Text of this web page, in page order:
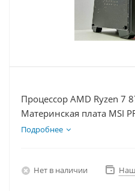
Процессор AMD Ryzen 7
Материнская плата MSI
RTX 4070S 12Гб, Память
Подробнее
Нет в наличии